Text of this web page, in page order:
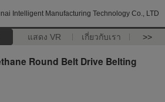
Intelligent Manufacturing Technology Co., LTD
แสดง VR เกี่ยวกับเรา >>
Round Belt Drive Belting